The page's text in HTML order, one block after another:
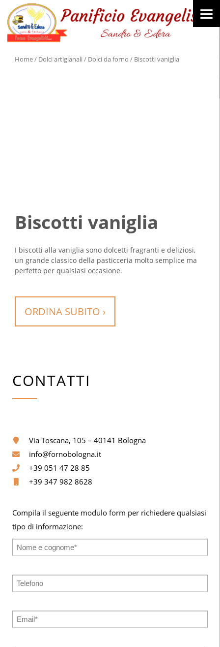
Home/ Dolci artigianali/ Dolci da forno / Biscotti vaniglia
Biscotti vaniglia
I biscotti alla vaniglia sono dolcetti fragranti e deliziosi,
un grande classico della pasticceria molto semplice ma
perfetto per qualsiasi occasione.
ORDINA SUBITO ›
CONTATTI
Via Toscana, 105 – 40141 Bologna
info@fornobologna.it
+39 051 47 28 85
+39 347 982 8628
Compila il seguente modulo form per richiedere qualsiasi
tipo di informazione: